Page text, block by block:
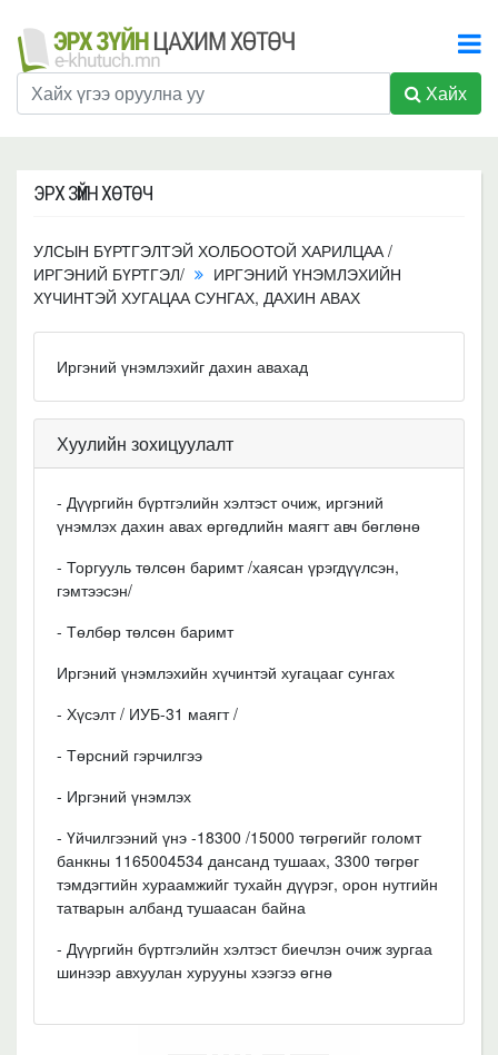
Хайх
ЭРХ ЗҮЙН ХӨТӨЧ
УЛСЫН БҮРТГЭЛТЭЙ ХОЛБООТОЙ ХАРИЛЦАА /
ИРГЭНИЙ БҮРТГЭЛ/
ИРГЭНИЙ ҮНЭМЛЭХИЙН
ХҮЧИНТЭЙ ХУГАЦАА СУНГАХ, ДАХИН АВАХ
Иргэний үнэмлэхийг дахин авахад
Хуулийн зохицуулалт
- Дүүргийн бүртгэлийн хэлтэст очиж, иргэний
үнэмлэх дахин авах өргөдлийн маягт авч бөглөнө
- Торгууль төлсөн баримт /хаясан үрэгдүүлсэн,
гэмтээсэн/
- Төлбөр төлсөн баримт
Иргэний үнэмлэхийн хүчинтэй хугацааг сунгах
- Хүсэлт / ИУБ-31 маягт /
- Төрсний гэрчилгээ
- Иргэний үнэмлэх
- Үйчилгээний үнэ -18300 /15000 төгрөгийг голомт
банкны 1165004534 дансанд тушаах, 3300 төгрөг
тэмдэгтийн хураамжийг тухайн дүүрэг, орон нутгийн
татварын албанд тушаасан байна
- Дүүргийн бүртгэлийн хэлтэст биечлэн очиж зургаа
шинээр авхуулан хурууны хээгээ өгнө